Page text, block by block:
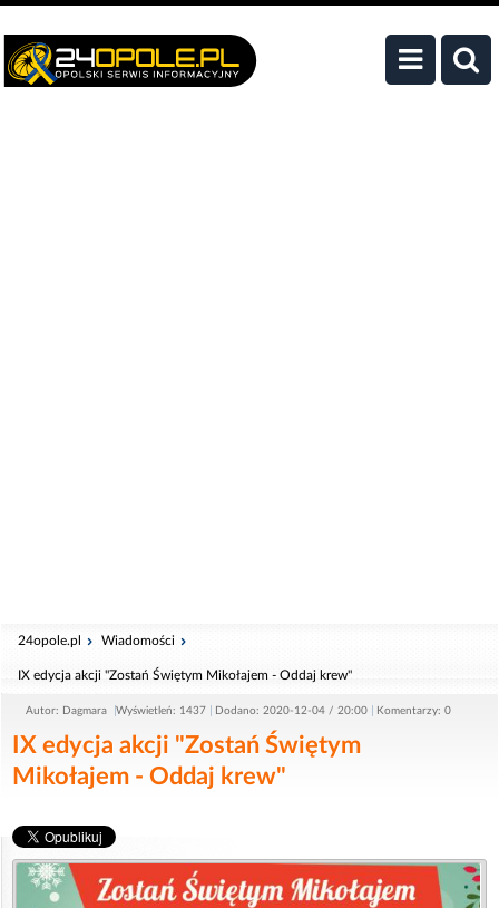
24opole.pl Wiadomości
IX edycja akcji "Zostań Świętym Mikołajem - Oddaj krew"
Autor: Dagmara Wyświetleń: 1437 Dodano: 2020-12-04 / 20:00 Komentarzy: 0
IX edycja akcji "Zostań Świętym
Mikołajem - Oddaj krew"